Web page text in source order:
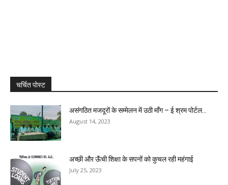
चर्चित पोस्ट
असंगठित मजदूरों के सम्मेलन में उठी मॉंग – ई श्रम पोर्टल...
August 14, 2023
अच्छी और ऊॅंची शिक्षा के सपनों को कुचल रही महंगाई
July 25, 2023